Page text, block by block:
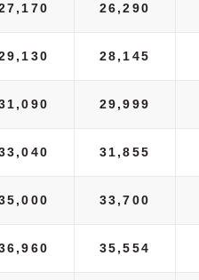
26,290
28,145
29,999
31,855
33,700
35,554